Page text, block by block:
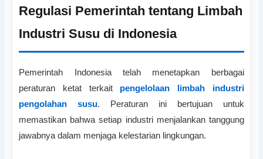
Regulasi Pemerintah tentang Limbah
Industri Susu di Indonesia
Pemerintah Indonesia telah menetapkan berbagai
peraturan ketat terkait pengelolaan limbah industri
pengolahan susu. Peraturan ini bertujuan untuk
memastikan bahwa setiap industri menjalankan tanggung
jawabnya dalam menjaga kelestarian lingkungan.